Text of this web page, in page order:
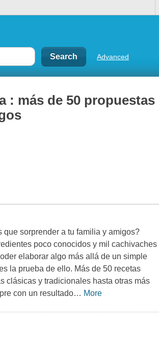
Advanced
: más de 50 propuestas
sorprender a tu familia y amigos?
poco conocidos y mil cachivaches
elaborar algo más allá de un simple
la prueba de ello. Más de 50 recetas
clásicas y tradicionales hasta otras más
con un resultado… More